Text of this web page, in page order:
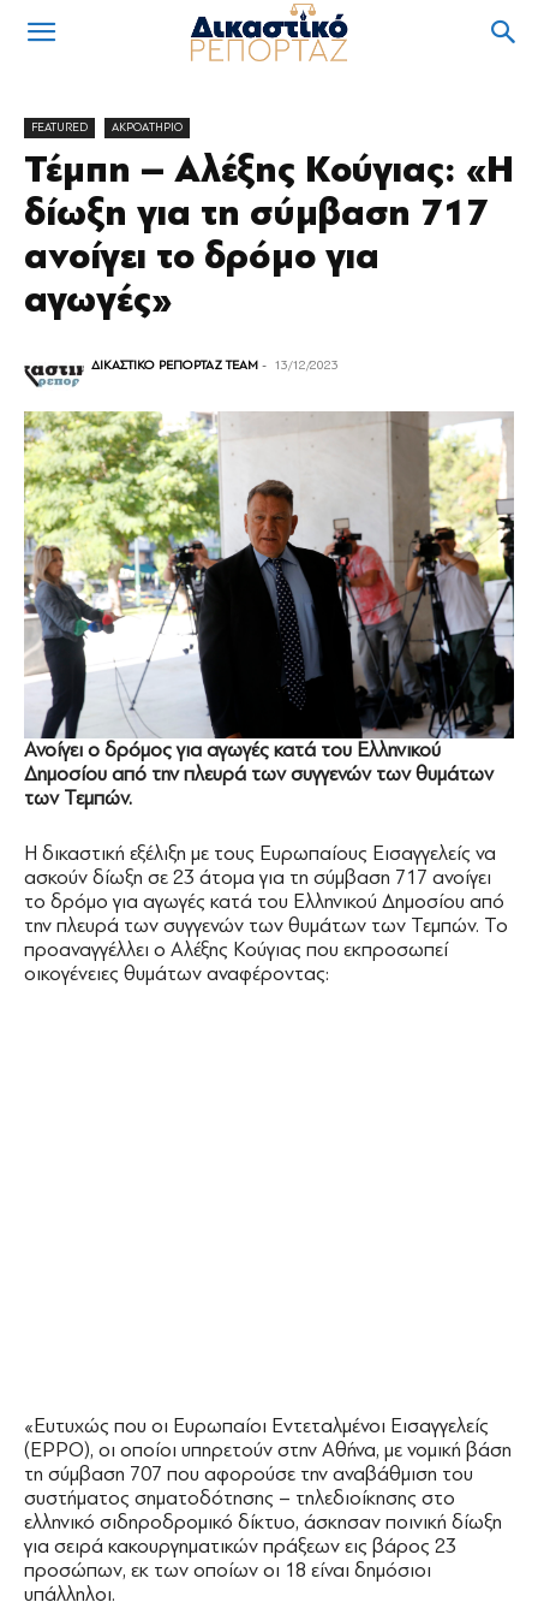
FEATURED ΑΚΡΟΑΤΗΡΙΟ
Τέμπη – Αλέξης Κούγιας: «Η
δίωξη για τη σύμβαση 717
ανοίγει το δρόμο για
αγωγές»
ΔΙΚΑΣΤΙΚΟ ΡΕΠΟΡΤΑΖ TEAM - 13/12/2023
Ανοίγει ο δρόμος για αγωγές κατά του Ελληνικού
Δημοσίου από την πλευρά των συγγενών των θυμάτων
των Τεμπών.
Η δικαστική εξέλιξη με τους Ευρωπαίους Εισαγγελείς να
ασκούν δίωξη σε 23 άτομα για τη σύμβαση 717 ανοίγει
το δρόμο για αγωγές κατά του Ελληνικού Δημοσίου από
την πλευρά των συγγενών των θυμάτων των Τεμπών. Το
προαναγγέλλει ο Αλέξης Κούγιας που εκπροσωπεί
οικογένειες θυμάτων αναφέροντας:
«Ευτυχώς που οι Ευρωπαίοι Εντεταλμένοι Εισαγγελείς
(EPPO), οι οποίοι υπηρετούν στην Αθήνα, με νομική βάση
τη σύμβαση 707 που αφορούσε την αναβάθμιση του
συστήματος σηματοδότησης – τηλεδιοίκησης στο
ελληνικό σιδηροδρομικό δίκτυο, άσκησαν ποινική δίωξη
για σειρά κακουργηματικών πράξεων εις βάρος 23
προσώπων, εκ των οποίων οι 18 είναι δημόσιοι
υπάλληλοι.